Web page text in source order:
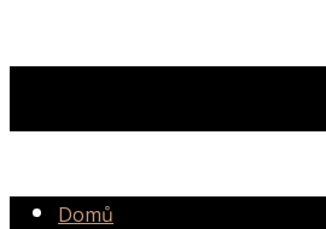
Domů